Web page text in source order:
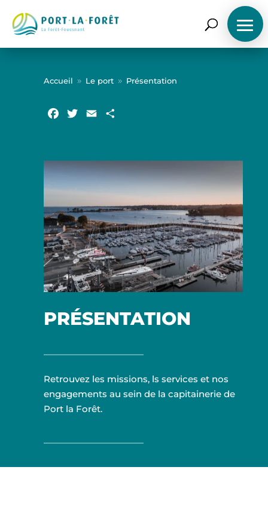
LE PORT
PRÉPAREZ VOTRE ESCALE
TARIFS
ACTUALITÉS
MÉTÉO
WEBCAM
Accueil 9 Le port 9 Présentation
Facebook
TwitterEmail
PRÉSENTATION
Retrouvez les missions, ls services et nos
engagements au sein de la capitainerie de
Port la Forêt.